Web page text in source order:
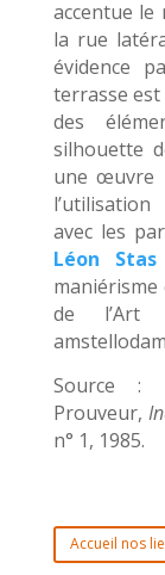
accentue le
la rue
évidence
terrasse est
des
silhouette
une œuvre
avec les
Léon Stas
maniérisme
de l’Art
Source :
Prouveur,
n° 1, 1985.
Accueil nos